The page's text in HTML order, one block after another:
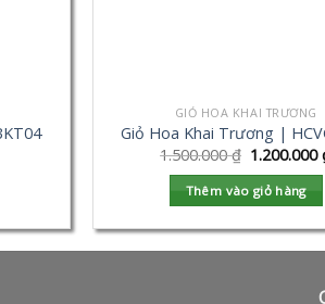
GIỎ HOA KHAI TRƯƠNG
Giỏ Hoa Khai Trương |
1.500.000₫ 1.200.000
Thêm vào giỏ hàng